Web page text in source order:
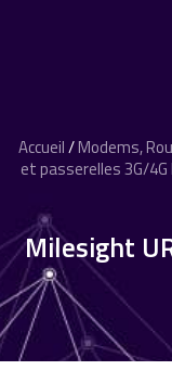
Accueil/Modems,
et passerelles 3G/4G
Milesight